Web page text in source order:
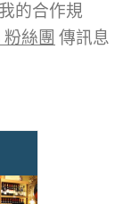
的合作規
粉絲團 傳訊息